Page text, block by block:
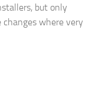
but only
where very